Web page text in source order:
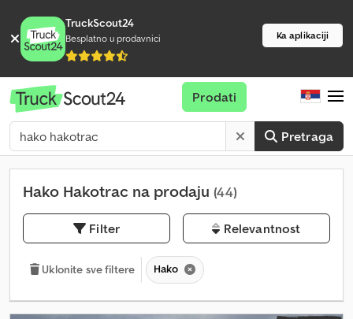
TruckScout24
Besplatno u prodavnici Ka aplikaciji
Pretraga
Prodati
Hako Hakotrac na prodaju (44)
Filter Relevantnost
Uklonite sve filtere Hako